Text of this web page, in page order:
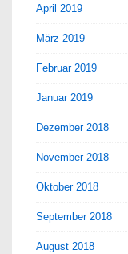
April 2019
März 2019
Februar 2019
Januar 2019
Dezember 2018
November 2018
Oktober 2018
September 2018
August 2018